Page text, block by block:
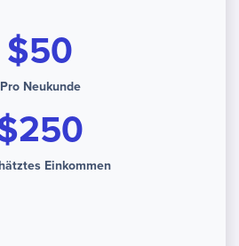
$50
Pro Neukunde
Einkommen